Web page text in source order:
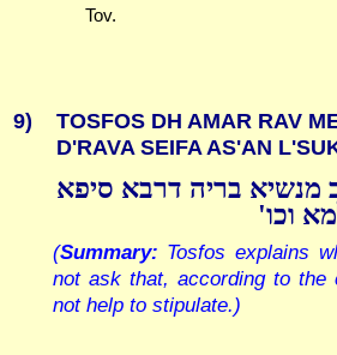
Tov.
9)
TOSFOS DH AMAR RAV
D'RAVA SEIFA AS'AN
בריה דרבא סיפא
וכו'
(Summary: Tosfos explains
not ask that, according to the
not help to stipulate.)